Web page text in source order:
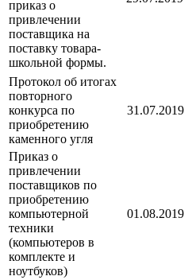
приказ о
привлечении
поставщика на
поставку товара-
школьной формы.
Протокол об итогах
повторного
конкурса по
приобретению
каменного угля
31.07.2019
Приказ о
привлечении
поставщиков по
приобретению
компьютерной
техники
(компьютеров в
комплекте и
ноутбуков)
01.08.2019